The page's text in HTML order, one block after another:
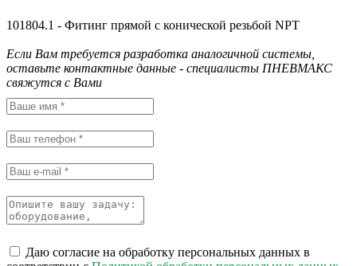
101804.1 - Фитинг прямой с конической резьбой NPT
Если Вам требуется разработка аналогичной системы,
оставьте контактные данные - специалисты ПНЕВМАКС
свяжутся с Вами
Даю согласие на обработку персональных данных в